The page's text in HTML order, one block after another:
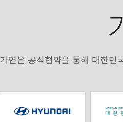
가연은 공식협약을 통해 대한민